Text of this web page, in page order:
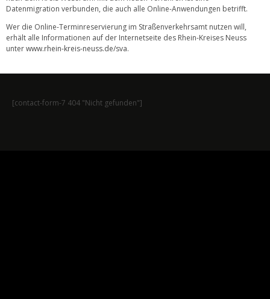
Datenmigration verbunden, die auch alle Online-Anwendungen betrifft.
Wer die Online-Terminreservierung im Straßenverkehrsamt nutzen will,
erhält alle Informationen auf der Internetseite des Rhein-Kreises Neuss
unterwww.rhein-kreis-neuss.de/sva.
[contact-form-7 404 "Nicht gefunden"]